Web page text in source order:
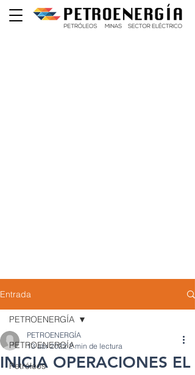
Entrada
PETROENERGÍA
Petróleos
PETROENERGÍA
INICIA OPERACIONES EL
PETROENERGÍA
13 abr 2022 2 min de lectura